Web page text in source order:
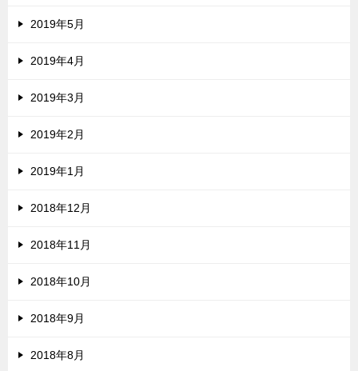
2019年5月
2019年4月
2019年3月
2019年2月
2019年1月
2018年12月
2018年11月
2018年10月
2018年9月
2018年8月